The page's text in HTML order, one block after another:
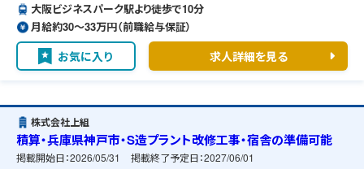
大阪ビジネスパーク駅より徒歩で10分
月給約30〜33万円（前職給与保証）
お気に入り 求人詳細を見る
株式会社上組
積算・兵庫県神戸市・S造プラント改修工事・宿舎の準備可能
掲載開始日：2026/05/31 掲載終了予定日：2027/06/01